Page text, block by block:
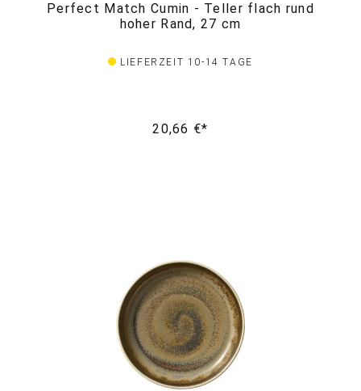
Perfect Match Cumin - Teller flach rund
hoher Rand, 27 cm
LIEFERZEIT 10-14 TAGE
20,66 €*